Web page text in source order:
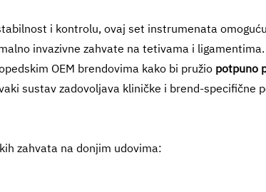
i kontrolu, ovaj set instrumenata
invazivne zahvate na tetivama i ligamentima.
OEM brendovima kako bi pružio potpuno
sustav zadovoljava kliničke i brend-specifične
zahvata na donjim udovima: